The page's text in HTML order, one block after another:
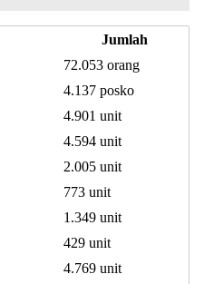
Jumlah
72.053 orang
4.137 posko
4.901 unit
4.594 unit
2.005 unit
773 unit
1.349 unit
429 unit
4.769 unit